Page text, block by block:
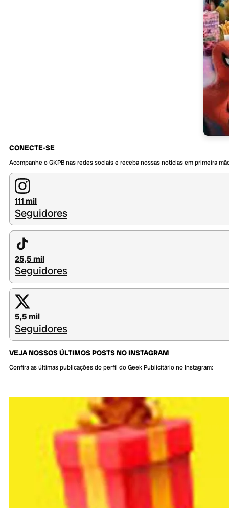
CONECTE-SE
Acompanhe o GKPB nas redes sociais e receba nossas notícias em primeira
111 mil
Seguidores
25,5 mil
Seguidores
5,5 mil
Seguidores
VEJA NOSSOS ÚLTIMOS POSTS NO INSTAGRAM
Confira as últimas publicações do perfil do Geek Publicitário no Instagram: